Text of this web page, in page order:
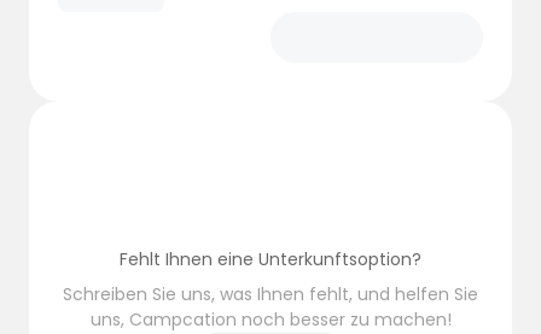
Fehlt Ihnen eine Unterkunftsoption?
Schreiben Sie uns, was Ihnen fehlt, und helfen Sie
uns, Campcation noch besser zu machen!